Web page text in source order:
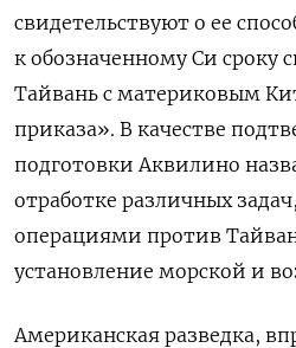
свидетельствуют о ее
к обозначенному Си сроку
Тайвань с материковым
приказа». В качестве
подготовки Аквилино
отработке различных
операциями против
установление морской и
Американская разведка,